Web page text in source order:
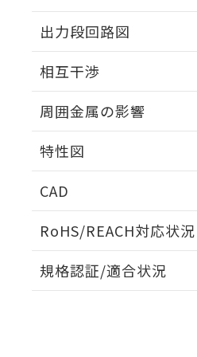
出力段回路図
相互干渉
周囲金属の影響
特性図
CAD
RoHS/REACH対応状況
EU RoHS 注意事項・凡例
規格認証/適合状況